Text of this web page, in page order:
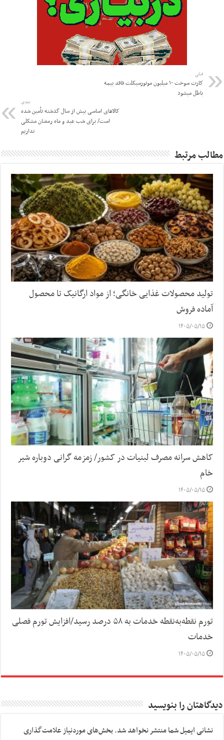
قبلی
کارت سوخت ۱۰ میلیون موتورسیکلت فاقد بیمه
باطل میشود
بعدی
کالاهای اساسی بیش از سال گذشته تأمین شده
است/ برای شب عید و ماه رمضان مشکلی
نداریم
مطالب مرتبط
تولید محصولات غذایی خانگی؛ از مواد ارگانیک تا محصول
آماده فروش
۱۴۰۵/۰۵/۱۵
کاهش سرانه مصرف لبنیات در کشور/ زمزمه گرانی دوباره شیر
خام
۱۴۰۵/۰۵/۱۵
تورم نقطه‌به‌نقطه خدمات به ۵۸ درصد رسید/افزایش تورم فصلی
خدمات
۱۴۰۵/۰۵/۱۵
دیدگاهتان را بنویسید
نشانی ایمیل شما منتشر نخواهد شد.بخش‌های موردنیاز علامت‌گذاری